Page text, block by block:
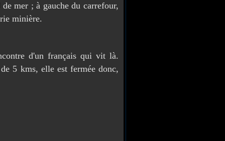
mer ; à gauche du carrefour,
minière.
d'un français qui vit là.
5 kms, elle est fermée donc,